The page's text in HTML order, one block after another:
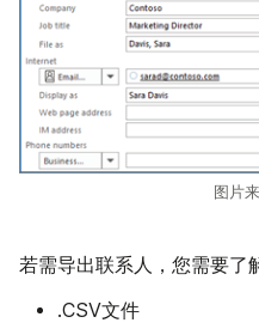
图片
若需导出联系人，您需要了
.CSV文件